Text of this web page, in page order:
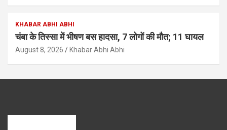
KHABAR ABHI ABHI
चंबा के तिस्सा में भीषण बस हादसा, 7 लोगों की मौत; 11 घायल
August 8, 2026 Khabar Abhi Abhi